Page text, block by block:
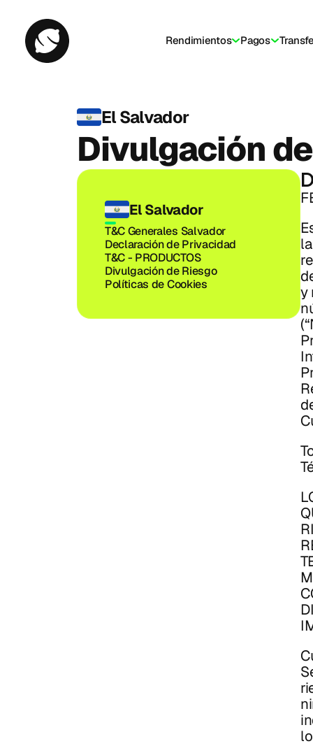
Rendimientos Pagos
El Salvador
Divulgación
El Salvador
T&C Generales Salvador
Declaración de Privacidad
T&C - PRODUCTOS
Divulgación de Riesgo
Políticas de Cookies
y